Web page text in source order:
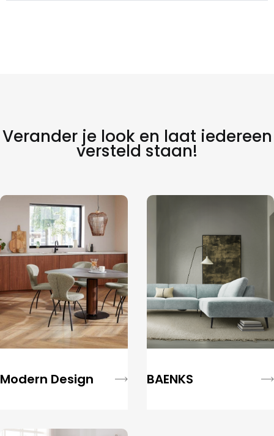
Verander je look en laat iedereen
versteld staan!
Modern Design BAENKS